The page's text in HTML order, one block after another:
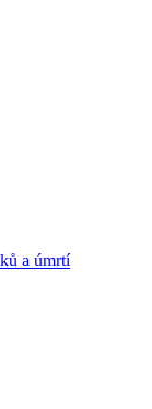
a úmrtí